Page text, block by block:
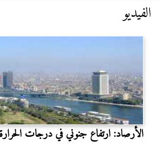
الفيديو
الأرصاد: ارتفاع جنوني في درجات الحرارة تصل لـ 35